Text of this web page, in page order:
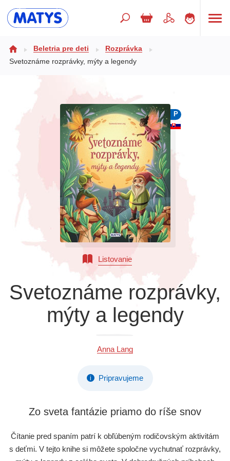
Doplnkový sortiment
Populárno - náučné pre deti
Výchova a pedagogika
Všetky kategórie
Beletria pre deti
Rozprávka
Svetoznáme rozprávky, mýty a legendy
P
Listovanie
Svetoznáme rozprávky,
mýty a legendy
Anna Lang
i Pripravujeme
Zo sveta fantázie priamo do ríše snov
Čítanie pred spaním patrí k obľúbeným rodičovským aktivitám
s deťmi. V tejto knihe si môžete spoločne vychutnať rozprávky,